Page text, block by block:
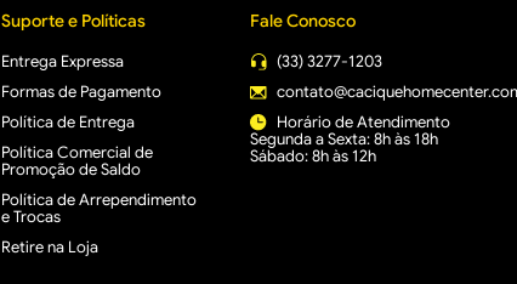
Suporte e Políticas
Entrega Expressa
Formas de Pagamento
Política de Entrega
Política Comercial de
Promoção de Saldo
Política de Arrependimento
e Trocas
Retire na Loja
Fale Conosco
(33) 3277-1203
Horário de Atendimento
Segunda a Sexta: 8h às 18h
Sábado: 8h às 12h